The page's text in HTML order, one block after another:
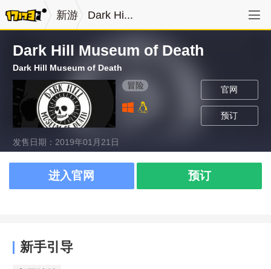
新游 Dark Hi...
Dark Hill Museum of Death
Dark Hill Museum of Death
官网
预订
冒险
发售日期：2019年01月21日
进入官网 预订
新手引导